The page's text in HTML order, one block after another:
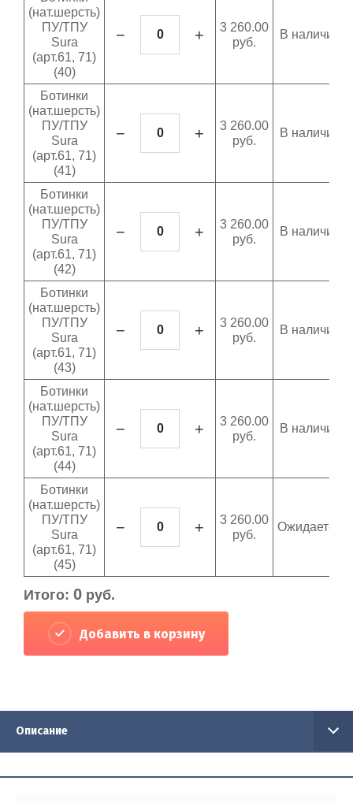
(нат.шерсть)
ПУ/ТПУ
Sura
(арт.61, 71)
(40)
− +
3 260.00
руб.
В наличии
Ботинки
(нат.шерсть)
ПУ/ТПУ
Sura
(арт.61, 71)
(41)
− +
3 260.00
руб.
В наличии
Ботинки
(нат.шерсть)
ПУ/ТПУ
Sura
(арт.61, 71)
(42)
− +
3 260.00
руб.
В наличии
Ботинки
(нат.шерсть)
ПУ/ТПУ
Sura
(арт.61, 71)
(43)
− +
3 260.00
руб.
В наличии
Ботинки
(нат.шерсть)
ПУ/ТПУ
Sura
(арт.61, 71)
(44)
− +
3 260.00
руб.
В наличии
Ботинки
(нат.шерсть)
ПУ/ТПУ
Sura
(арт.61, 71)
(45)
− +
3 260.00
руб.
Ожидается
Итого: 0 руб.
Добавить в корзину
Описание
5
Найти